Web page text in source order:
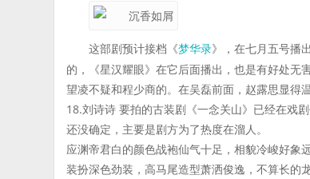
这部剧预计接档《梦华录》，在七月五号播
的，《星汉耀眼》在它后面播出，也是有好处无
望凌不疑和程少商的。在吴磊前面，赵露思显得
18.刘诗诗 要拍的古装剧《一念关山》已经在戏
还没确定，主要是剧方为了热度在溜人。
应渊帝君白的颜色战袍仙气十足，相貌冷峻好象
装扮深色劲装，高马尾造型萧洒俊逸，不算长的